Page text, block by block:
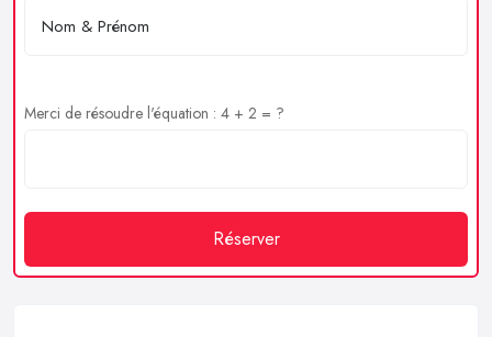
Merci de résoudre l'équation : 4 + 2 = ?
Réserver